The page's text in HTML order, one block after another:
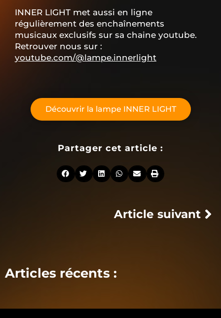
INNER LIGHT met aussi en ligne
régulièrement des enchaînements
musicaux exclusifs sur sa chaine youtube.
Retrouver nous sur :
youtube.com/@lampe.innerlight
Découvrir la lampe INNER LIGHT
Partager cet article :
Article suivant
Articles récents :